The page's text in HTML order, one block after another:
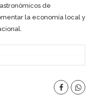
de
la economía local y